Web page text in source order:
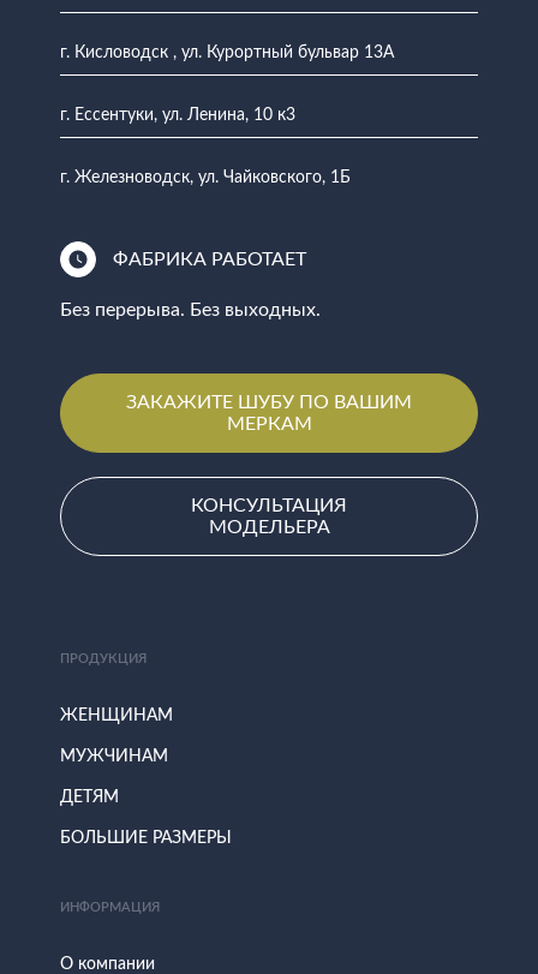
г. Кисловодск , ул. Курортный бульвар 13А
г. Ессентуки, ул. Ленина, 10 к3
г. Железноводск, ул. Чайковского, 1Б
ФАБРИКА РАБОТАЕТ
Без перерыва. Без выходных.
ЗАКАЖИТЕ ШУБУ ПО ВАШИМ
МЕРКАМ
КОНСУЛЬТАЦИЯ
МОДЕЛЬЕРА
ПРОДУКЦИЯ
ЖЕНЩИНАМ
МУЖЧИНАМ
ДЕТЯМ
БОЛЬШИЕ РАЗМЕРЫ
ИНФОРМАЦИЯ
О компании